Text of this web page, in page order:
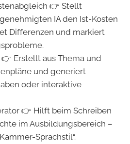
👉 Stellt
IA den Ist-Kosten
Differenzen und markiert
Erstellt aus Thema und
und generiert
oder interaktive
👉 Hilft beim Schreiben
im Ausbildungsbereich –
Sprachstil“.